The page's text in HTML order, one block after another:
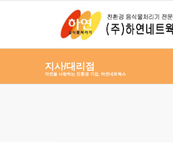
지사/대리점
자연을 사랑하는 친환경 기업, 하연네트웍스